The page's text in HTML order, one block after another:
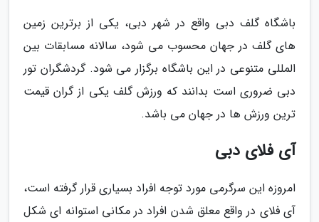
باشگاه گلف دبی واقع در شهر دبی، یکی از برترین زمین
های گلف در جهان محسوب می شود، سالانه مسابقات بین
المللی متنوعی در این باشگاه برگزار می شود. گردشگران تور
دبی ضروری است بدانند که ورزش گلف یکی از گران قیمت
ترین ورزش ها در جهان می باشد.
آی فلای دبی
امروزه این سرگرمی مورد توجه افراد بسیاری قرار گرفته است،
آی فلای در واقع معلق شدن افراد در مکانی استوانه ای شکل